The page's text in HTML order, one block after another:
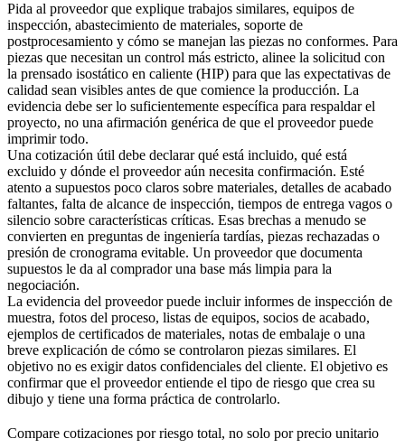
Pida al proveedor que explique trabajos similares, equipos de
inspección, abastecimiento de materiales, soporte de
postprocesamiento y cómo se manejan las piezas no conformes. Para
piezas que necesitan un control más estricto, alinee la solicitud con
la prensado isostático en caliente (HIP) para que las expectativas de
calidad sean visibles antes de que comience la producción. La
evidencia debe ser lo suficientemente específica para respaldar el
proyecto, no una afirmación genérica de que el proveedor puede
imprimir todo.
Una cotización útil debe declarar qué está incluido, qué está
excluido y dónde el proveedor aún necesita confirmación. Esté
atento a supuestos poco claros sobre materiales, detalles de acabado
faltantes, falta de alcance de inspección, tiempos de entrega vagos o
silencio sobre características críticas. Esas brechas a menudo se
convierten en preguntas de ingeniería tardías, piezas rechazadas o
presión de cronograma evitable. Un proveedor que documenta
supuestos le da al comprador una base más limpia para la
negociación.
La evidencia del proveedor puede incluir informes de inspección de
muestra, fotos del proceso, listas de equipos, socios de acabado,
ejemplos de certificados de materiales, notas de embalaje o una
breve explicación de cómo se controlaron piezas similares. El
objetivo no es exigir datos confidenciales del cliente. El objetivo es
confirmar que el proveedor entiende el tipo de riesgo que crea su
dibujo y tiene una forma práctica de controlarlo.
Compare cotizaciones por riesgo total, no solo por precio unitario